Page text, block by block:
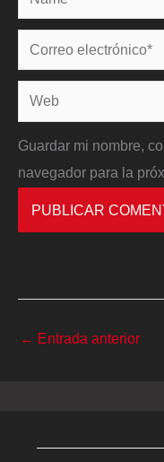
Correo
electrónico*
Web
Guardar mi nombre,
navegador para la
← Entrada anterior